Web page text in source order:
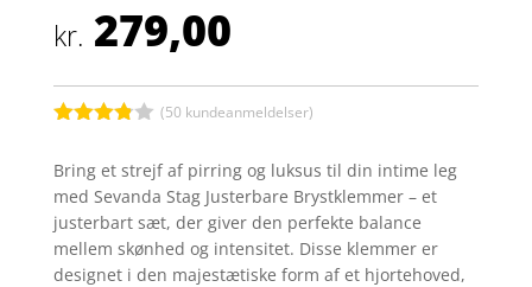
kr. 279,00
ud af 5
baseret
på
kundebed
ømmels
er
(50 kundeanmeldelser)
Bring et strejf af pirring og luksus til din intime leg
med Sevanda Stag Justerbare Brystklemmer – et
justerbart sæt, der giver den perfekte balance
mellem skønhed og intensitet. Disse klemmer er
designet i den majestætiske form af et hjortehoved,